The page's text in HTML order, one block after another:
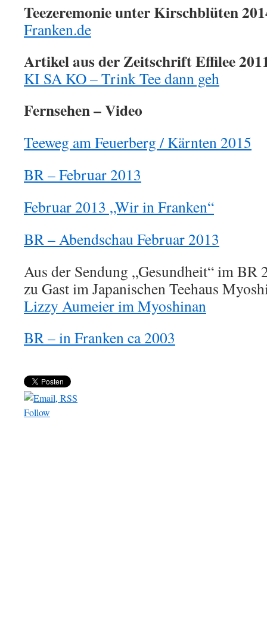
Teezeremonie unter Kirschblüten
Franken.de
Artikel aus der Zeitschrift Effilee
KI SA KO – Trink Tee dann geh
Fernsehen – Video
Teeweg am Feuerberg / Kärnten 2015
BR – Februar 2013
Februar 2013 „Wir in Franken“
BR – Abendschau Februar 2013
Aus der Sendung „Gesundheit“ im
zu Gast im Japanischen Teehaus
Lizzy Aumeier im Myoshinan
BR – in Franken ca 2003
Follow